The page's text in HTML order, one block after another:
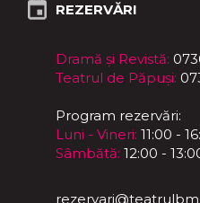
REZERVĂRI
Dramă și Revistă:
Teatrul de Păpuși:
Program rezervări:
Luni - Vineri: 11:00 -
Sâmbătă: 12:00 -